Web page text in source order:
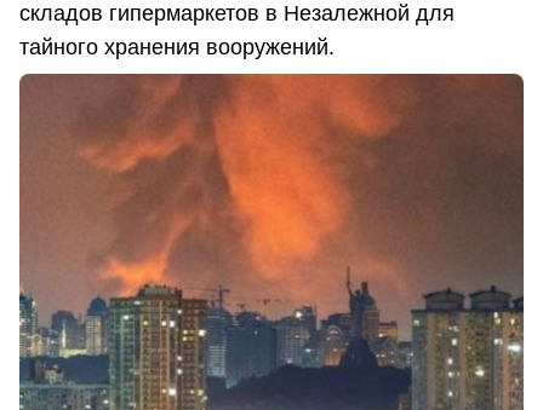
складов гипермаркетов в Незалежной для
тайного хранения вооружений.